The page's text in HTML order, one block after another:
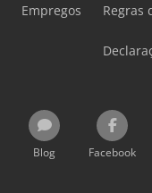
Empregos Regras
Blog Facebook